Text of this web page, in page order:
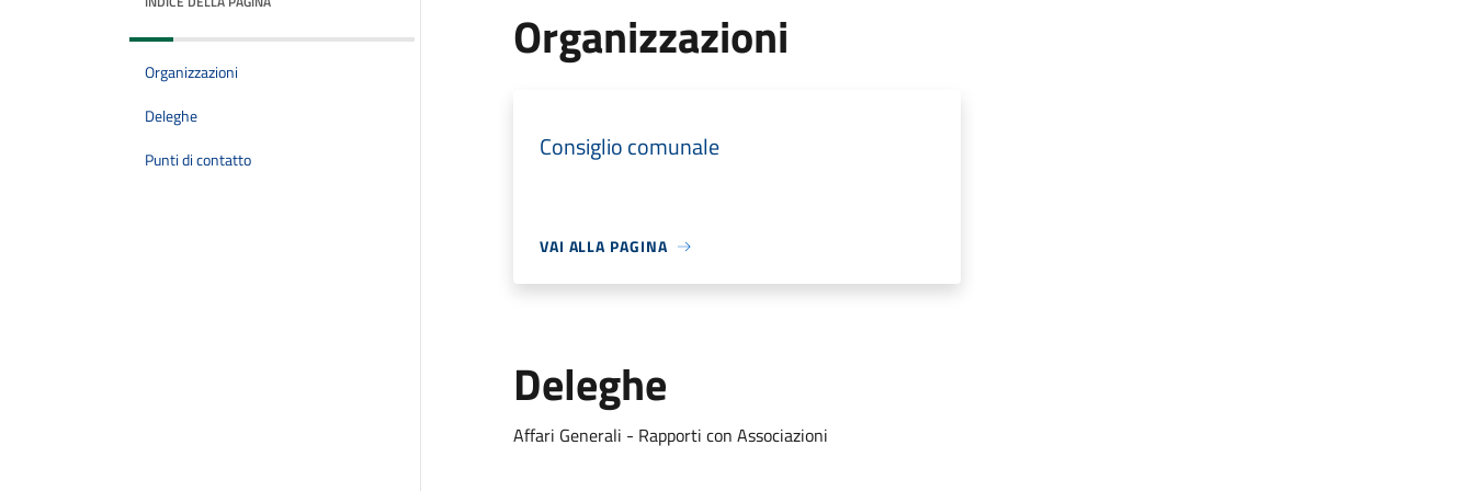
Organizzazioni
Deleghe
Punti di contatto
Organizzazioni
Consiglio comunale
VAI ALLA PAGINA
Deleghe
Affari Generali - Rapporti con Associazioni